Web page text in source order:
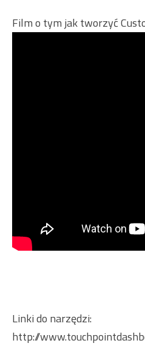
Film o tym jak tworzyć
Linki do narzędzi:
http://